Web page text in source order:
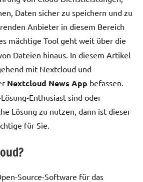
Daten sicher zu speichern und zu
Anbieter in diesem Bereich
mächtige Tool geht weit über die
Dateien hinaus. In diesem Artikel
mit Nextcloud und
Nextcloud News App befassen.
Enthusiast sind oder
Lösung zu nutzen, dann ist dieser
für Sie.
Source-Software für das